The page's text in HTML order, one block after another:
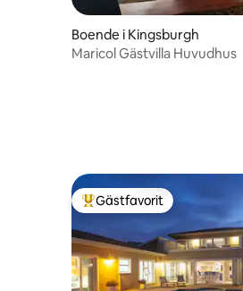
Boende i Kingsburgh
Maricol Gästvilla Huvudhus
Populär gästfavorit
Gästfavorit